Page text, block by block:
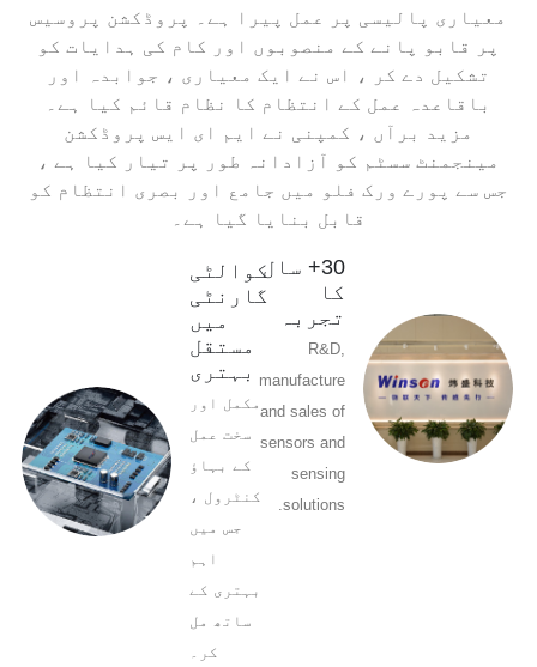
معیاری پالیسی پر عمل پیرا ہے۔ پروڈکشن پروسیس
پر قابو پانے کے منصوبوں اور کام کی ہدایات کو
تشکیل دے کر ، اس نے ایک معیاری ، جوابدہ اور
باقاعدہ عمل کے انتظام کا نظام قائم کیا ہے۔
مزید برآں ، کمپنی نے ایم ای ایس پروڈکشن
مینجمنٹ سسٹم کو آزادانہ طور پر تیار کیا ہے ،
جس سے پورے ورک فلو میں جامع اور بصری انتظام کو
قابل بنایا گیا ہے۔
30+ سال
کا
تجربہ
R&D,
manufacture
and sales of
sensors and
sensing
solutions.
کوالٹی
گارنٹی
میں
مستقل
بہتری
مکمل اور
سخت عمل
کے بہاؤ
کنٹرول ،
جس میں
اہم
بہتری کے
ساتھ مل
کر۔